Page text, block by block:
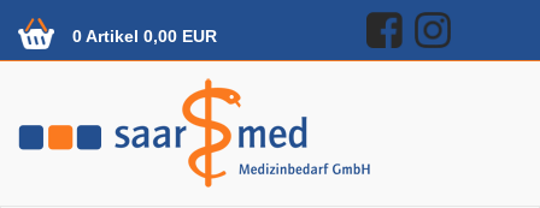
0 Artikel 0,00 EUR